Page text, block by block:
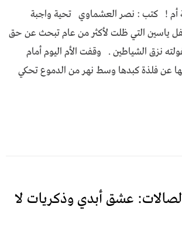
أم ! كتب : نصر العشماوي تحية واجبة
ياسين التي ظلت لأكثر من عام تبحث عن حق
نزق الشياطين . وقفت الأم اليوم أمام
عن فلذة كبدها وسط نهر من الدموع تحكي
عشق أبدي وذكريات لا